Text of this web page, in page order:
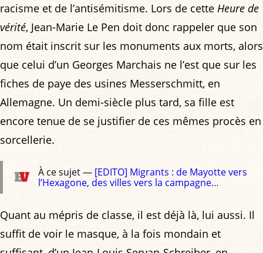
racisme et de l’antisémitisme. Lors de cette Heure de
vérité, Jean-Marie Le Pen doit donc rappeler que son
nom était inscrit sur les monuments aux morts, alors
que celui d’un Georges Marchais ne l’est que sur les
fiches de paye des usines Messerschmitt, en
Allemagne. Un demi-siècle plus tard, sa fille est
encore tenue de se justifier de ces mêmes procès en
sorcellerie.
À ce sujet — [EDITO] Migrants : de Mayotte vers
l’Hexagone, des villes vers la campagne…
Quant au mépris de classe, il est déjà là, lui aussi. Il
suffit de voir le masque, à la fois mondain et